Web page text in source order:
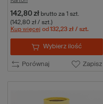
142,80 zł brutto za 1 szt.
(142,80 zł / szt.)
Kup więcej od 132,23 zł / szt.
Porównaj Zapisz
Wybierz ilość